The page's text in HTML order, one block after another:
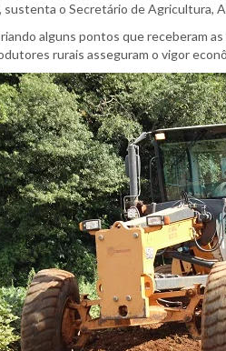
sustenta o Secretário de Agricultura,
alguns pontos que receberam
rurais asseguram o vigor